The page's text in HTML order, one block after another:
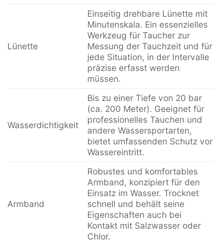
Lünette
Einseitig drehbare Lünette mit
Minutenskala. Ein essenzielles
Werkzeug für Taucher zur
Messung der Tauchzeit und für
jede Situation, in der Intervalle
präzise erfasst werden
müssen.
Wasserdichtigkeit
Bis zu einer Tiefe von 20 bar
(ca. 200 Meter). Geeignet für
professionelles Tauchen und
andere Wassersportarten,
bietet umfassenden Schutz vor
Wassereintritt.
Armband
Robustes und komfortables
Armband, konzipiert für den
Einsatz im Wasser. Trocknet
schnell und behält seine
Eigenschaften auch bei
Kontakt mit Salzwasser oder
Chlor.